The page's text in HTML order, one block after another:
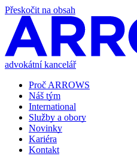
Přeskočit na obsah
advokátní kancelář
Proč ARROWS
Náš tým
International
Služby a obory
Novinky
Kariéra
Kontakt